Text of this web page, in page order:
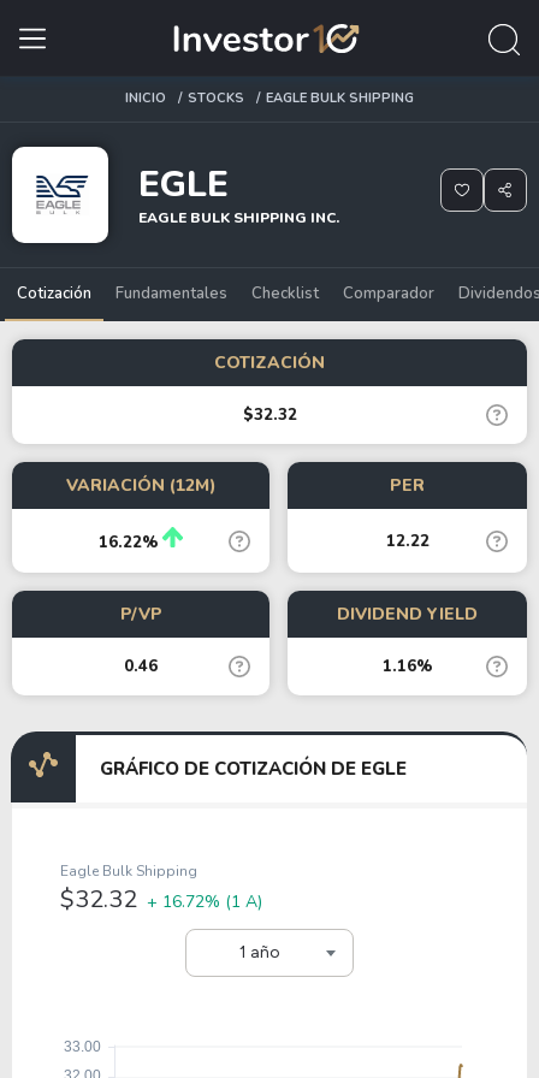
INICIO STOCKS EAGLE BULK SHIPPING
EGLE
EAGLE BULK SHIPPING INC.
Cotización Fundamentales Checklist Comparador
COTIZACIÓN
$32.32
VARIACIÓN (12M)
16.22%
PER
12.22
P/VP
0.46
DIVIDEND YIELD
1.16%
GRÁFICO DE COTIZACIÓN DE EGLE
1 año
Eagle Bulk Shipping
$32.32 + 16.72% (1 A)